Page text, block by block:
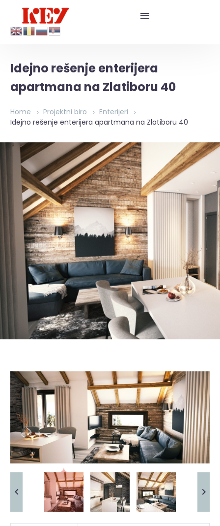
Idejno rešenje enterijera
apartmana na Zlatiboru 40
Home Projektni biro
Enterijeri
Idejno rešenje enterijera apartmana na Zlatiboru 40